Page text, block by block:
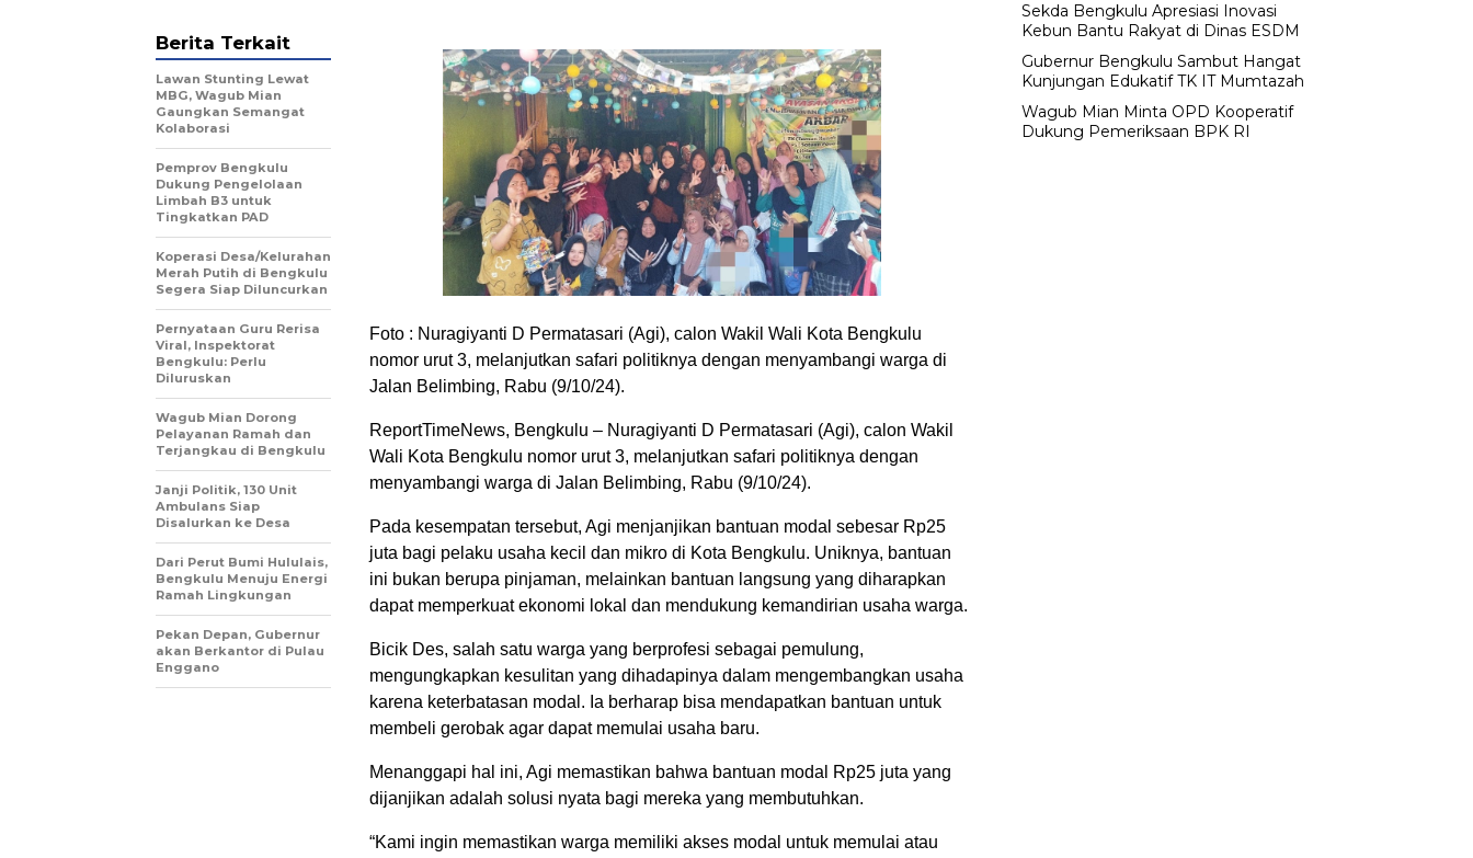
Foto : Nuragiyanti D Permatasari (Agi), calon Wakil Wali Kota Bengkulu
nomor urut 3, melanjutkan safari politiknya dengan menyambangi warga di
Jalan Belimbing, Rabu (9/10/24).
ReportTimeNews, Bengkulu – Nuragiyanti D Permatasari (Agi), calon Wakil
Wali Kota Bengkulu nomor urut 3, melanjutkan safari politiknya dengan
menyambangi warga di Jalan Belimbing, Rabu (9/10/24).
Pada kesempatan tersebut, Agi menjanjikan bantuan modal sebesar Rp25
juta bagi pelaku usaha kecil dan mikro di Kota Bengkulu. Uniknya, bantuan
ini bukan berupa pinjaman, melainkan bantuan langsung yang diharapkan
dapat memperkuat ekonomi lokal dan mendukung kemandirian usaha warga.
Bicik Des, salah satu warga yang berprofesi sebagai pemulung,
mengungkapkan kesulitan yang dihadapinya dalam mengembangkan usaha
karena keterbatasan modal. Ia berharap bisa mendapatkan bantuan untuk
membeli gerobak agar dapat memulai usaha baru.
Menanggapi hal ini, Agi memastikan bahwa bantuan modal Rp25 juta yang
dijanjikan adalah solusi nyata bagi mereka yang membutuhkan.
“Kami ingin memastikan warga memiliki akses modal untuk memulai atau
Berita Terkait
Lawan Stunting Lewat
MBG, Wagub Mian
Gaungkan Semangat
Kolaborasi
Pemprov Bengkulu
Dukung Pengelolaan
Limbah B3 untuk
Tingkatkan PAD
Koperasi Desa/Kelurahan
Merah Putih di Bengkulu
Segera Siap Diluncurkan
Pernyataan Guru Rerisa
Viral, Inspektorat
Bengkulu: Perlu
Diluruskan
Wagub Mian Dorong
Pelayanan Ramah dan
Terjangkau di Bengkulu
Janji Politik, 130 Unit
Ambulans Siap
Disalurkan ke Desa
Dari Perut Bumi Hululais,
Bengkulu Menuju Energi
Ramah Lingkungan
Pekan Depan, Gubernur
akan Berkantor di Pulau
Enggano
Sekda Bengkulu Apresiasi Inovasi
Kebun Bantu Rakyat di Dinas ESDM
Gubernur Bengkulu Sambut Hangat
Kunjungan Edukatif TK IT Mumtazah
Wagub Mian Minta OPD Kooperatif
Dukung Pemeriksaan BPK RI